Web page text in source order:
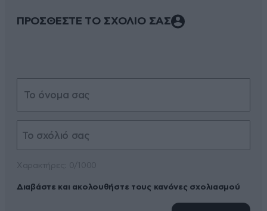
ΠΡΟΣΘΕΣΤΕ ΤΟ ΣΧΟΛΙΟ ΣΑΣ
Διαβάστε και ακολουθήστε τους κανόνες σχολιασμού